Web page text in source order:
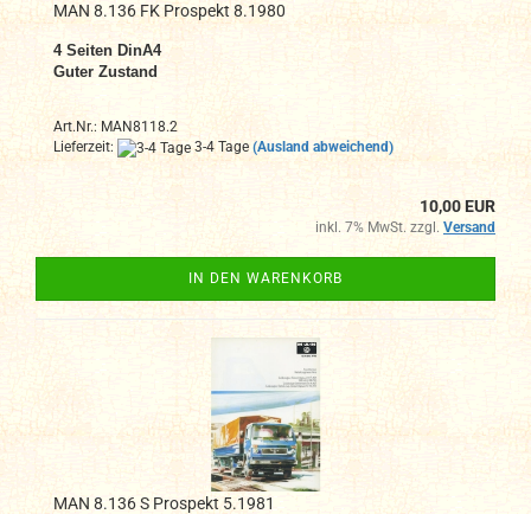
MAN 8.136 FK Prospekt 8.1980
4 Seiten DinA4
Guter Zustand
Art.Nr.: MAN8118.2
Lieferzeit:
3-4 Tage (Ausland abweichend)
10,00 EUR
inkl. 7% MwSt. zzgl. Versand
IN DEN WARENKORB
MAN 8.136 S Prospekt 5.1981